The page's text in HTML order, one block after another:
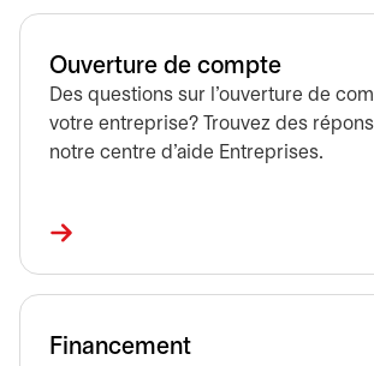
Ouverture de compte
Des questions sur l’ouverture de
votre entreprise? Trouvez des
notre centre d’aide Entreprises.
Financement